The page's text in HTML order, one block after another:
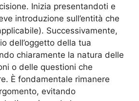
Inizia presentandoti e
introduzione sull’entità che
Successivamente,
dell’oggetto della tua
chiaramente la natura delle
o delle questioni che
È fondamentale rimanere
evitando